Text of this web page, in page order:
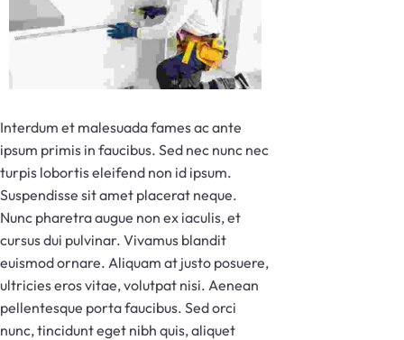
Interdum et malesuada fames ac ante
ipsum primis in faucibus. Sed nec nunc nec
turpis lobortis eleifend non id ipsum.
Suspendisse sit amet placerat neque.
Nunc pharetra augue non ex iaculis, et
cursus dui pulvinar. Vivamus blandit
euismod ornare. Aliquam at justo posuere,
ultricies eros vitae, volutpat nisi. Aenean
pellentesque porta faucibus. Sed orci
nunc, tincidunt eget nibh quis, aliquet